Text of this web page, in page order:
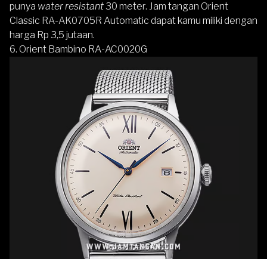
punya water resistant30 meter. Jam tangan Orient
Classic RA-AK0705R Automatic dapat kamu miliki dengan
harga Rp 3,5 jutaan.
6. Orient Bambino RA-AC0020G